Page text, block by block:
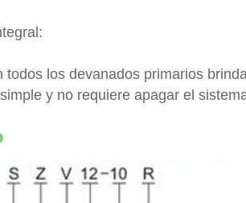
todos los devanados primarios
y no requiere apagar el